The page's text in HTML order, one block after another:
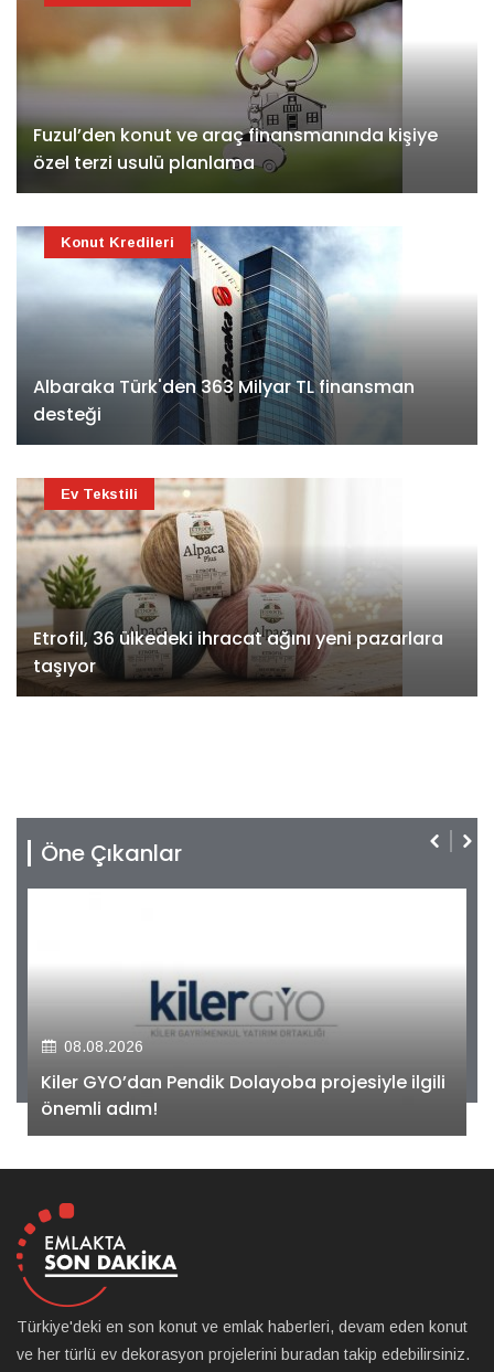
Fuzul’den konut ve araç finansmanında kişiye
özel terzi usulü planlama
Albaraka Türk'den 363 Milyar TL finansman
desteği
Konut Kredileri
Etrofil, 36 ülkedeki ihracat ağını yeni pazarlara
taşıyor
Ev Tekstili
Öne Çıkanlar
08.08.2026
Kiler GYO’dan Pendik Dolayoba projesiyle ilgili
önemli adım!
Türkiye'deki en son konut ve emlak haberleri, devam eden konut
ve her türlü ev dekorasyon projelerini buradan takip edebilirsiniz.